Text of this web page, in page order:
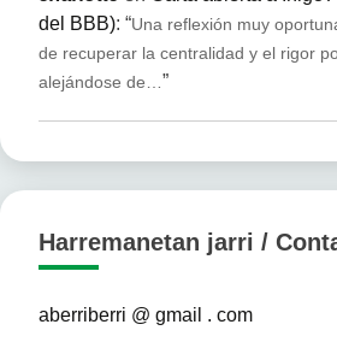
del BBB): “Una reflexión muy
de recuperar la centralidad y el rigor
alejándose de…”
Harremanetan jarri /
aberriberri @ gmail . com